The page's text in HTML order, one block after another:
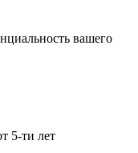
вашего
5-ти лет